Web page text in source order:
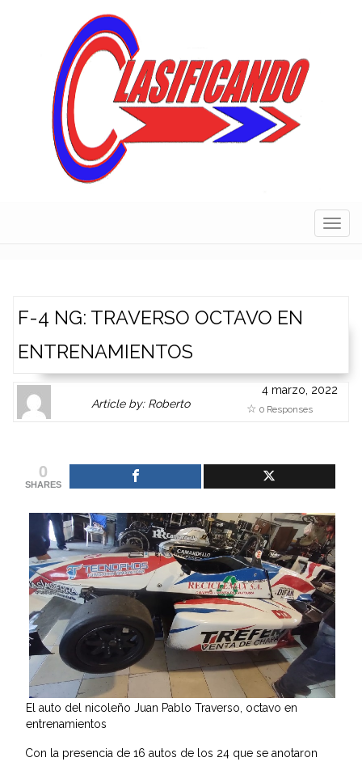
F-4 NG: TRAVERSO OCTAVO EN
ENTRENAMIENTOS
Author
Gravatar
link
Author
page.
Article by: Roberto
or
other
works.
admin
4 marzo, 2022
0 Responses
0
SHARES
El auto del nicoleño Juan Pablo Traverso, octavo en
entrenamientos
Con la presencia de 16 autos de los 24 que se anotaron